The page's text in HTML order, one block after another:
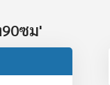
ซม'